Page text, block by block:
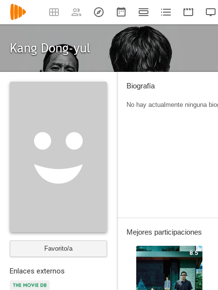
Kang Dong-yul
Favorito/a
Enlaces externos
Biografía
No hay actualmente ninguna
Mejores participaciones
8.5